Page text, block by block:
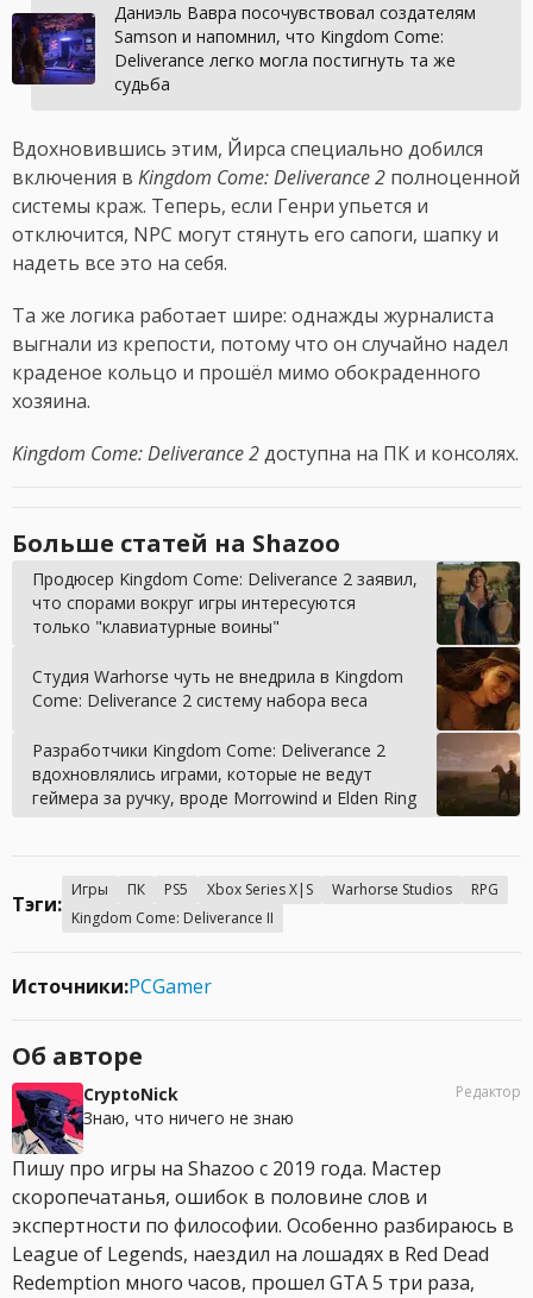
Даниэль Вавра посочувствовал создателям
Samson и напомнил, что Kingdom Come:
Deliverance легко могла постигнуть та же
судьба
Вдохновившись этим, Йирса специально добился
включения в Kingdom Come: Deliverance 2 полноценной
системы краж. Теперь, если Генри упьется и
отключится, NPC могут стянуть его сапоги, шапку и
надеть все это на себя.
Та же логика работает шире: однажды журналиста
выгнали из крепости, потому что он случайно надел
краденое кольцо и прошёл мимо обокраденного
хозяина.
Kingdom Come: Deliverance 2доступна на ПК и консолях.
Больше статей на Shazoo
Продюсер Kingdom Come: Deliverance 2 заявил,
что спорами вокруг игры интересуются
только "клавиатурные воины"
Студия Warhorse чуть не внедрила в Kingdom
Come: Deliverance 2 систему набора веса
Разработчики Kingdom Come: Deliverance 2
вдохновлялись играми, которые не ведут
геймера за ручку, вроде Morrowind и Elden Ring
Тэги:
Игры ПК PS5 Xbox Series X|S Warhorse Studios
RPG
Kingdom Come: Deliverance II
Источники:PCGamer
Об авторе
CryptoNick
Знаю, что ничего не знаю
Редактор
Пишу про игры на Shazoo с 2019 года. Мастер
скоропечатанья, ошибок в половине слов и
экспертности по философии. Особенно разбираюсь в
League of Legends, наездил на лошадях в Red Dead
Redemption много часов, прошел GTA 5 три раза,